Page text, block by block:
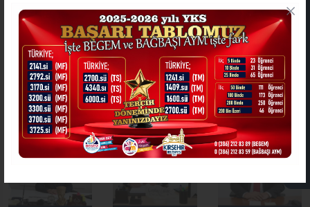
Görevleri Dosyalar
Kırşehir Belediyesi
DİĞER MÜDÜRLÜKLER
ONLİNE İŞLEMLER